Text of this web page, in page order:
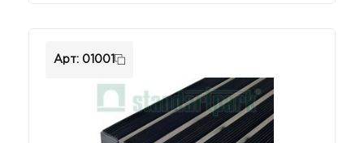
Арт: 01001